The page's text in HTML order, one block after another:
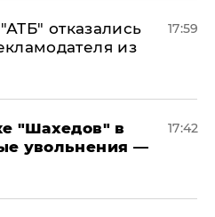
отказались
из
17:59
"Шахедов" в
увольнения —
17:42